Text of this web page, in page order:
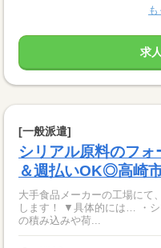
求
[一般派遣]
シリアル原料のフ
＆週払いOK◎高崎
大手食品メーカーの工場にて
します！ ▼具体的には… ・シリアル原料の入出庫作業 ・トラックへ
の積み込みや荷...